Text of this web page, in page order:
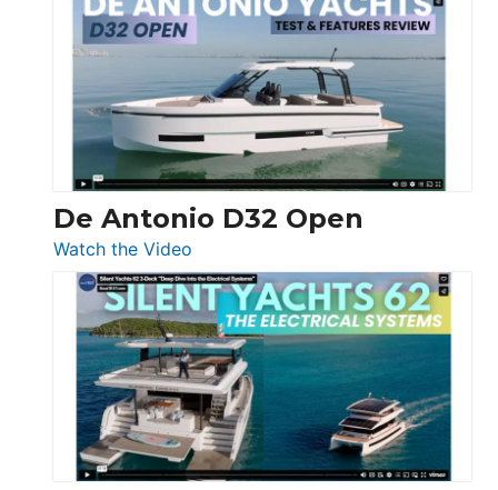
Antonio
D42
Open
De Antonio D32 Open
Watch the Video
De
Antonio
D32
Open